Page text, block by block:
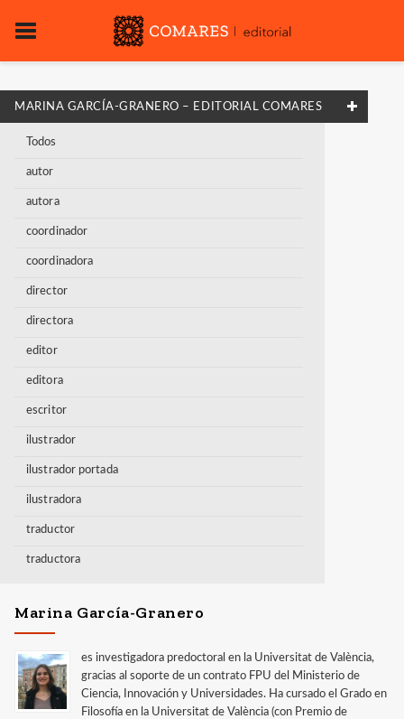
MARINA GARCÍA-GRANERO – EDITORIAL COMARES
Todos
autor
autora
coordinador
coordinadora
director
directora
editor
editora
escritor
ilustrador
ilustrador portada
ilustradora
traductor
traductora
Marina García-Granero
es investigadora predoctoral en la Universitat de València,
gracias al soporte de un contrato FPU del Ministerio de
Ciencia, Innovación y Universidades. Ha cursado el Grado en
Filosofía en la Universitat de València (con Premio de